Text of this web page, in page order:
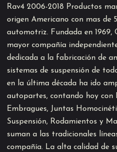
Rav4 2006-2018 Productos
origen Americano con mas de
automotriz. Fundada en
mayor compañía
dedicada a la fabricación de
sistemas de suspensión de
en la última década ha ido
autopartes, contando hoy con
Embragues, Juntas
Suspensión, Rodamientos y
suman a las tradicionales
compañía. La alta calidad de